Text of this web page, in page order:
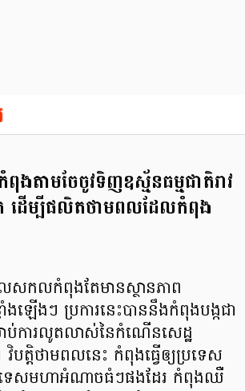
តាមចែចូវទិញឧស្ម័នធម្មជាតិរាវ
ដើម្បីផលិតថាមពលដែលកំពុង
សកលកំពុងតែមានស្ថានភាព
ងឡើងៗ ប្រការនេះបាននឹងកំពុងបង្កជា
ាប់ការលូតលាស់នៃកំណើនសេដ្ឋ
ត្តិថាមពលនេះ កំពុងធ្វើឲ្យប្រទេស
រទេសមហាអំណាចធំៗផងដែរ កំពុងឈឺ